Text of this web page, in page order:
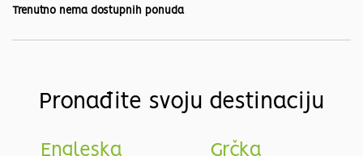
Trenutno nema dostupnih ponuda
Pronađite svoju destinaciju
Engleska Grčka